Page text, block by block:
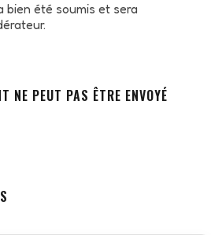
bien été soumis et sera
NE PEUT PAS ÊTRE ENVOYÉ